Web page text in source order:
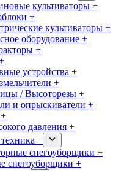
культиваторы +
+
культиваторы +
оборудование +
+
устройства +
+
/ Высоторезы +
и опрыскиватели +
давления +
+
снегоуборщики +
снегоуборщики +